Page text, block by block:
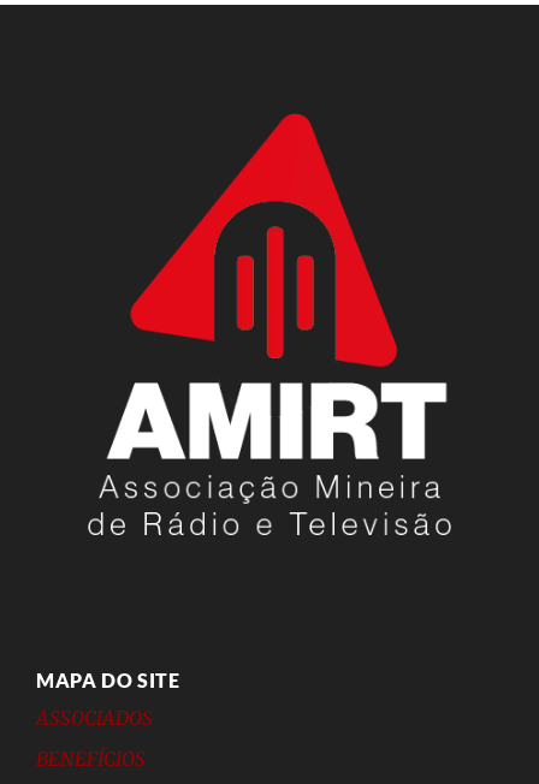
MAPA DO SITE
ASSOCIADOS
BENEFÍCIOS